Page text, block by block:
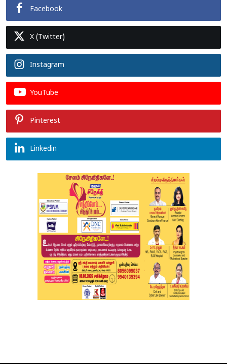
Facebook
X (Twitter)
Instagram
YouTube
Pinterest
Linkedin